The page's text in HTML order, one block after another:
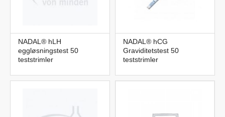
NADAL® hLH
eggløsningstest 50
teststrimler
NADAL® hCG
Graviditetstest 50
teststrimler